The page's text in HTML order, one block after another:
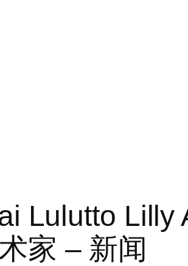
Lulutto Lilly
家 – 新闻